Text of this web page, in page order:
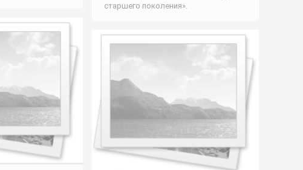
старшего поколения».